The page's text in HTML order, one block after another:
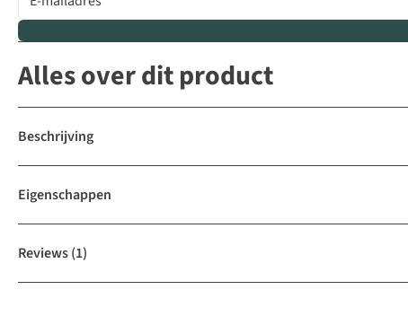
Alles over dit product
Beschrijving
Eigenschappen
Reviews(1)